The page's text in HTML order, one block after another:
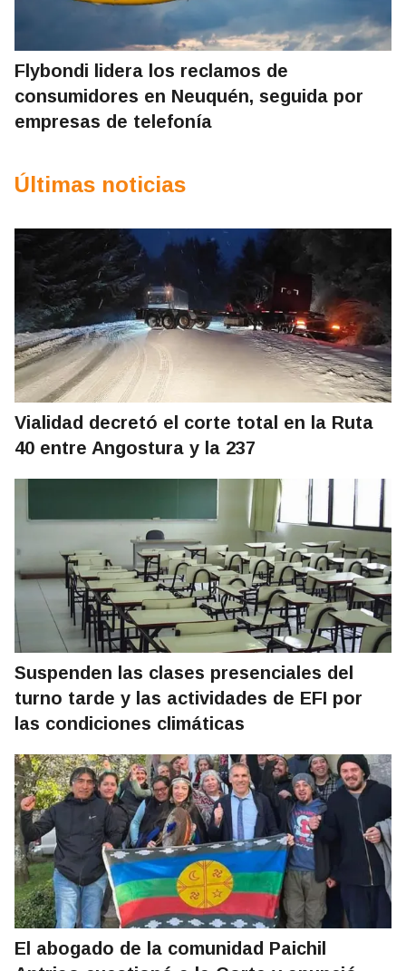
Flybondi lidera los reclamos de
consumidores en Neuquén, seguida por
empresas de telefonía
Últimas noticias
Vialidad decretó el corte total en la Ruta
40 entre Angostura y la 237
Suspenden las clases presenciales del
turno tarde y las actividades de EFI por
las condiciones climáticas
El abogado de la comunidad Paichil